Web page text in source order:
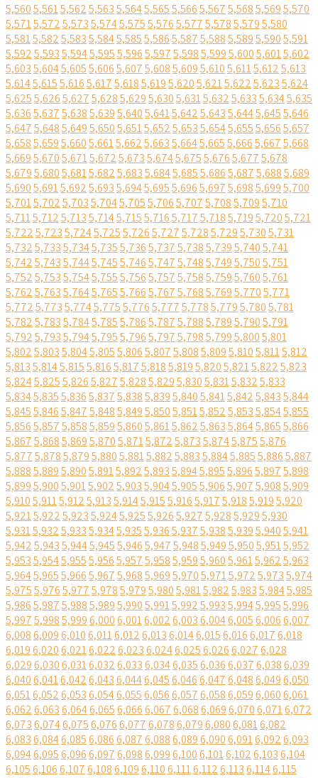
5,5605,5615,5625,5635,5645,5655,5665,5675,5685,5695,570
5,5715,5725,5735,5745,5755,5765,5775,5785,5795,580
5,5815,5825,5835,5845,5855,5865,5875,5885,5895,5905,591
5,5925,5935,5945,5955,5965,5975,5985,5995,6005,6015,602
5,6035,6045,6055,6065,6075,6085,6095,6105,6115,6125,613
5,6145,6155,6165,6175,6185,6195,6205,6215,6225,6235,624
5,6255,6265,6275,6285,6295,6305,6315,6325,6335,6345,635
5,6365,6375,6385,6395,6405,6415,6425,6435,6445,6455,646
5,6475,6485,6495,6505,6515,6525,6535,6545,6555,6565,657
5,6585,6595,6605,6615,6625,6635,6645,6655,6665,6675,668
5,6695,6705,6715,6725,6735,6745,6755,6765,6775,678
5,6795,6805,6815,6825,6835,6845,6855,6865,6875,6885,689
5,6905,6915,6925,6935,6945,6955,6965,6975,6985,6995,700
5,7015,7025,7035,7045,7055,7065,7075,7085,7095,710
5,7115,7125,7135,7145,7155,7165,7175,7185,7195,7205,721
5,7225,7235,7245,7255,7265,7275,7285,7295,7305,731
5,7325,7335,7345,7355,7365,7375,7385,7395,7405,741
5,7425,7435,7445,7455,7465,7475,7485,7495,7505,751
5,7525,7535,7545,7555,7565,7575,7585,7595,7605,761
5,7625,7635,7645,7655,7665,7675,7685,7695,7705,771
5,7725,7735,7745,7755,7765,7775,7785,7795,7805,781
5,7825,7835,7845,7855,7865,7875,7885,7895,7905,791
5,7925,7935,7945,7955,7965,7975,7985,7995,8005,801
5,8025,8035,8045,8055,8065,8075,8085,8095,8105,8115,812
5,8135,8145,8155,8165,8175,8185,8195,8205,8215,8225,823
5,8245,8255,8265,8275,8285,8295,8305,8315,8325,833
5,8345,8355,8365,8375,8385,8395,8405,8415,8425,8435,844
5,8455,8465,8475,8485,8495,8505,8515,8525,8535,8545,855
5,8565,8575,8585,8595,8605,8615,8625,8635,8645,8655,866
5,8675,8685,8695,8705,8715,8725,8735,8745,8755,876
5,8775,8785,8795,8805,8815,8825,8835,8845,8855,8865,887
5,8885,8895,8905,8915,8925,8935,8945,8955,8965,8975,898
5,8995,9005,9015,9025,9035,9045,9055,9065,9075,9085,909
5,9105,9115,9125,9135,9145,9155,9165,9175,9185,9195,920
5,9215,9225,9235,9245,9255,9265,9275,9285,9295,930
5,9315,9325,9335,9345,9355,9365,9375,9385,9395,9405,941
5,9425,9435,9445,9455,9465,9475,9485,9495,9505,9515,952
5,9535,9545,9555,9565,9575,9585,9595,9605,9615,9625,963
5,9645,9655,9665,9675,9685,9695,9705,9715,9725,9735,974
5,9755,9765,9775,9785,9795,9805,9815,9825,9835,9845,985
5,9865,9875,9885,9895,9905,9915,9925,9935,9945,9955,996
5,9975,9985,9996,0006,0016,0026,0036,0046,0056,0066,007
6,0086,0096,0106,0116,0126,0136,0146,0156,0166,0176,018
6,0196,0206,0216,0226,0236,0246,0256,0266,0276,028
6,0296,0306,0316,0326,0336,0346,0356,0366,0376,0386,039
6,0406,0416,0426,0436,0446,0456,0466,0476,0486,0496,050
6,0516,0526,0536,0546,0556,0566,0576,0586,0596,0606,061
6,0626,0636,0646,0656,0666,0676,0686,0696,0706,0716,072
6,0736,0746,0756,0766,0776,0786,0796,0806,0816,082
6,0836,0846,0856,0866,0876,0886,0896,0906,0916,0926,093
6,0946,0956,0966,0976,0986,0996,1006,1016,1026,1036,104
6,1056,1066,1076,1086,1096,1106,1116,1126,1136,1146,115